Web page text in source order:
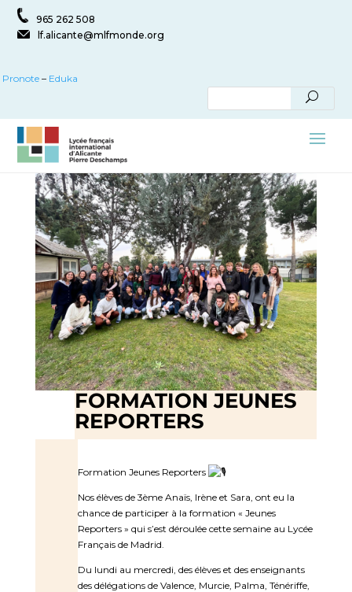
965 262 508
lf.alicante@mlfmonde.org
Pronote – Eduka
FORMATION JEUNES
REPORTERS
Formation Jeunes Reporters
Nos élèves de 3ème Anaïs, Irène et Sara, ont eu la
chance de participer à la formation « Jeunes
Reporters » qui s’est déroulée cette semaine au Lycée
Français de Madrid.
Du lundi au mercredi, des élèves et des enseignants
des délégations de Valence, Murcie, Palma, Ténériffe,